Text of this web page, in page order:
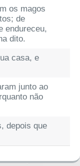
os magos
de
endureceu,
dito.
casa, e
junto ao
não
depois que